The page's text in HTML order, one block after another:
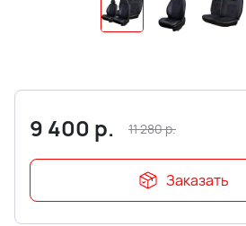
9 400 р. 11 280р.
Заказать